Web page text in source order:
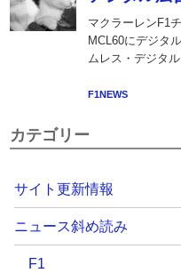
カテゴリー
サイト更新情報
ニュース斜め読み
F1